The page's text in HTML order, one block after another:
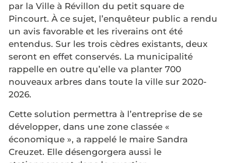
par la Ville à Révillon du petit square de
Pincourt. À ce sujet, l’enquêteur public a rendu
un avis favorable et les riverains ont été
entendus. Sur les trois cèdres existants, deux
seront en effet conservés. La municipalité
rappelle en outre qu’elle va planter 700
nouveaux arbres dans toute la ville sur 2020-
2026.
Cette solution permettra à l’entreprise de se
développer, dans une zone classée «
économique », a rappelé le maire Sandra
Creuzet. Elle désengorgera aussi le